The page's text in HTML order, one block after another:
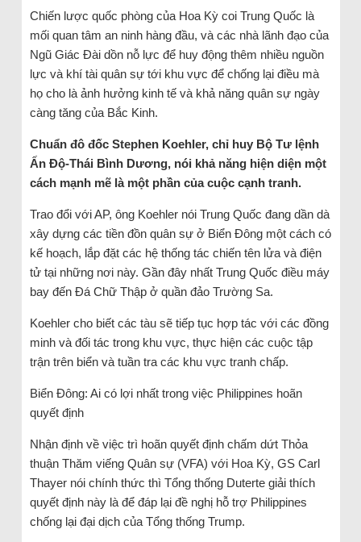
Chiến lược quốc phòng của Hoa Kỳ coi Trung Quốc là
mối quan tâm an ninh hàng đầu, và các nhà lãnh đạo của
Ngũ Giác Đài dồn nỗ lực để huy động thêm nhiều nguồn
lực và khí tài quân sự tới khu vực để chống lại điều mà
họ cho là ảnh hưởng kinh tế và khả năng quân sự ngày
càng tăng của Bắc Kinh.
Chuẩn đô đốc Stephen Koehler, chỉ huy Bộ Tư lệnh
Ấn Độ-Thái Bình Dương, nói khả năng hiện diện một
cách mạnh mẽ là một phần của cuộc cạnh tranh.
Trao đổi với AP, ông Koehler nói Trung Quốc đang dần dà
xây dựng các tiền đồn quân sự ở Biển Đông một cách có
kế hoạch, lắp đặt các hệ thống tác chiến tên lửa và điện
tử tại những nơi này. Gần đây nhất Trung Quốc điều máy
bay đến Đá Chữ Thập ở quần đảo Trường Sa.
Koehler cho biết các tàu sẽ tiếp tục hợp tác với các đồng
minh và đối tác trong khu vực, thực hiện các cuộc tập
trận trên biển và tuần tra các khu vực tranh chấp.
Biển Đông: Ai có lợi nhất trong việc Philippines hoãn
quyết định
Nhận định về việc trì hoãn quyết định chấm dứt Thỏa
thuận Thăm viếng Quân sự (VFA) với Hoa Kỳ, GS Carl
Thayer nói chính thức thì Tổng thống Duterte giải thích
quyết định này là để đáp lại đề nghị hỗ trợ Philippines
chống lại đại dịch của Tổng thống Trump.